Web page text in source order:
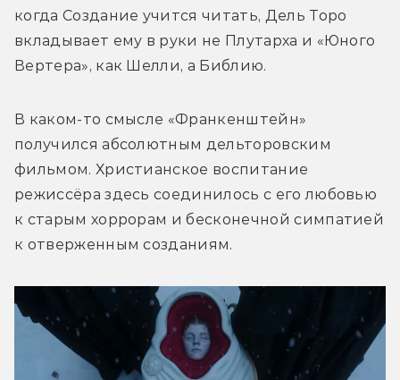
когда Создание учится читать, Дель Торо
вкладывает ему в руки не Плутарха и «Юного
Вертера», как Шелли, а Библию.
В каком-то смысле «Франкенштейн»
получился абсолютным дельторовским
фильмом. Христианское воспитание
режиссёра здесь соединилось с его любовью
к старым хоррорам и бесконечной симпатией
к отверженным созданиям.